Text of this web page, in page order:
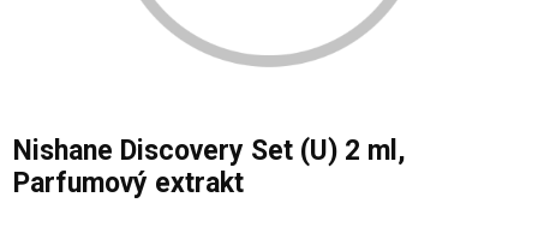
Nishane Discovery Set (U) 2 ml,
Parfumový extrakt